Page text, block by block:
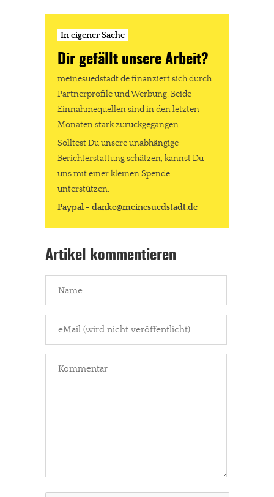
In eigener Sache
Dir gefällt unsere Arbeit?
meinesuedstadt.de finanziert sich durch
Partnerprofile und Werbung. Beide
Einnahmequellen sind in den letzten
Monaten stark zurückgegangen.
Solltest Du unsere unabhängige
Berichterstattung schätzen, kannst Du
uns mit einer kleinen Spende
unterstützen.
Paypal - danke@meinesuedstadt.de
Artikel kommentieren